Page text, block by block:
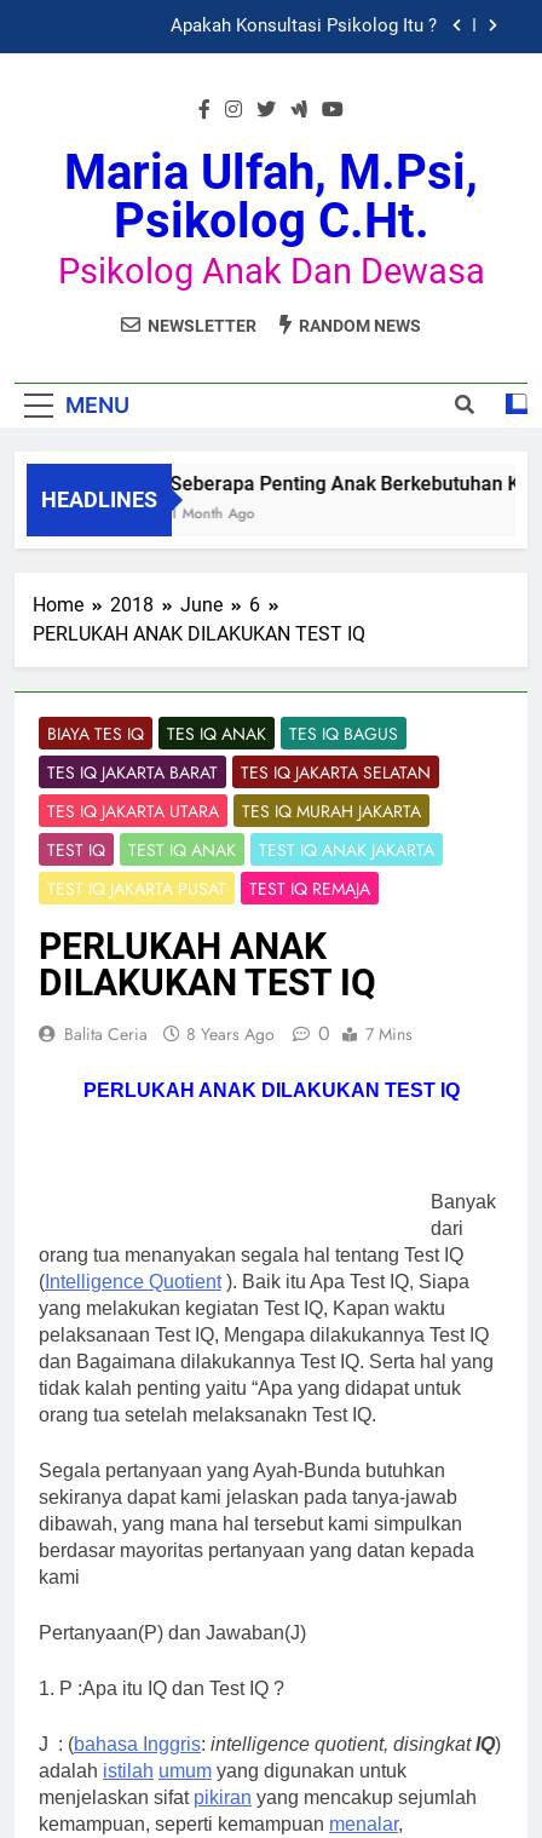
Apakah Konsultasi Psikolog Itu ?
Pasca-Putus Cinta (Heartbreak)
Seberapa Penting Anak Berkebutuhan Khusus
(ABK) Perlu ke Psikolog
Apakah Konsultasi Psikolog Itu ?
Dinamika Psikologis Perempuan dalam Fase
Pasca-Putus Cinta (Heartbreak)
Maria Ulfah, M.Psi,
Psikolog C.Ht.
Psikolog Anak Dan Dewasa
NEWSLETTER RANDOM NEWS
MENU
HEADLINES
Seberapa Penting Anak Berkebutuhan
1 Month Ago
Home 2018 June
6
PERLUKAH ANAK DILAKUKAN TEST IQ
BIAYA TES IQ TES IQ ANAK
TES IQ BAGUS
TES IQ JAKARTA BARAT
TES IQ JAKARTA SELATAN
TES IQ JAKARTA UTARA
TES IQ MURAH JAKARTA
TEST IQ
TEST IQ ANAK
TEST IQ ANAK JAKARTA
TEST IQ JAKARTA PUSAT
TEST IQ REMAJA
PERLUKAH ANAK
DILAKUKAN TEST IQ
Balita Ceria 8 Years Ago 0 7 Mins
PERLUKAH ANAK DILAKUKAN TEST IQ
Banyak
dari
orang tua menanyakan segala hal tentang Test IQ
( Intelligence Quotient). Baik itu Apa Test IQ, Siapa
yang melakukan kegiatan Test IQ, Kapan waktu
pelaksanaan Test IQ, Mengapa dilakukannya Test IQ
dan Bagaimana dilakukannya Test IQ. Serta hal yang
tidak kalah penting yaitu “Apa yang didapat untuk
orang tua setelah melaksanakn Test IQ.
Segala pertanyaan yang Ayah-Bunda butuhkan
sekiranya dapat kami jelaskan pada tanya-jawab
dibawah, yang mana hal tersebut kami simpulkan
berdasar mayoritas pertanyaan yang datan kepada
kami
Pertanyaan(P) dan Jawaban(J)
1. P :Apa itu IQ dan Test IQ ?
J : (bahasa Inggris: intelligence quotient, disingkatIQ)
adalah istilah umum yang digunakan untuk
menjelaskan sifat pikiran yang mencakup sejumlah
kemampuan, seperti kemampuan menalar,